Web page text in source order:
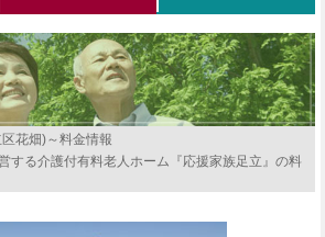
花畑)～料金情報
する介護付有料老人ホーム『応援家族足立』の料